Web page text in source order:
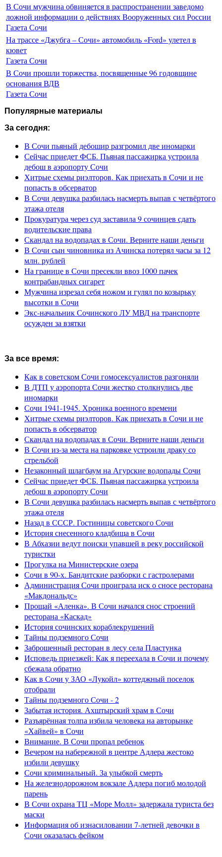
В Сочи мужчина обвиняется в распространении заведомо
ложной информации о действиях Вооруженных сил России
Газета Сочи
На трассе «Джубга – Сочи» автомобиль «Ford» улетел в
кювет
Газета Сочи
В Сочи прошли торжества, посвященные 96 годовщине
основания ВДВ
Газета Сочи
Популярные материалы
За сегодня:
В Сочи пьяный дебошир разгромил две иномарки
Сейчас приедет ФСБ. Пьяная пассажирка устроила
дебош в аэропорту Сочи
Хитрые схемы риэлторов. Как приехать в Сочи и не
попасть в обсерватор
В Сочи девушка разбилась насмерть выпав с четвёртого
этажа отеля
Прокуратура через суд заставила 9 сочинцев сдать
водительские права
Скандал на водопадах в Сочи. Верните наши деньги
В Сочи сын чиновника из Ачинска потерял часы за 12
млн. рублей
На границе в Сочи пресекли ввоз 1000 пачек
контрабандных сигарет
Мужчина изрезал себя ножом и гулял по козырьку
высотки в Сочи
Экс-начальник Сочинского ЛУ МВД на транспорте
осужден за взятки
За все время:
Как в советском Сочи гомосексуалистов разгоняли
В ДТП у аэропорта Сочи жестко столкнулись две
иномарки
Сочи 1941-1945. Хроника военного времени
Хитрые схемы риэлторов. Как приехать в Сочи и не
попасть в обсерватор
Скандал на водопадах в Сочи. Верните наши деньги
В Сочи из-за места на парковке устроили драку со
стрельбой
Незаконный шлагбаум на Агурские водопады Сочи
Сейчас приедет ФСБ. Пьяная пассажирка устроила
дебош в аэропорту Сочи
В Сочи девушка разбилась насмерть выпав с четвёртого
этажа отеля
Назад в СССР. Гостиницы советского Сочи
История снесенного кладбища в Сочи
В Абхазии ведут поиски упавшей в реку российской
туристки
Прогулка на Министерские озера
Сочи в 90-х. Бандитские разборки с гастролерами
Администрация Сочи проиграла иск о сносе ресторана
«Макдональдс»
Прощай «Аленка». В Сочи начался снос строений
ресторана «Каскад»
История сочинских кораблекрушений
Тайны подземного Сочи
Заброшенный ресторан в лесу села Пластунка
Исповедь приезжей: Как я переехала в Сочи и почему
сбежала обратно
Как в Сочи у ЗАО «Лукойл» коттеджный поселок
отобрали
Тайны подземного Сочи - 2
Забытая история. Ахштырский храм в Сочи
Разъярённая толпа избила человека на авторынке
«Хайвей» в Сочи
Внимание. В Сочи пропал ребенок
Вечером на набережной в центре Адлера жестоко
избили девушку
Сочи криминальный. За улыбкой смерть
На железнодорожном вокзале Адлера погиб молодой
парень
В Сочи охрана ТЦ «Море Молл» задержала туриста без
маски
Информация об изнасиловании 7-летней девочки в
Сочи оказалась фейком